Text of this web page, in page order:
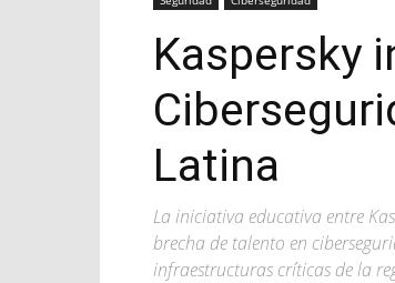
Kaspersky
Latina
La iniciativa educativa entre
brecha de talento en
infraestructuras críticas de la